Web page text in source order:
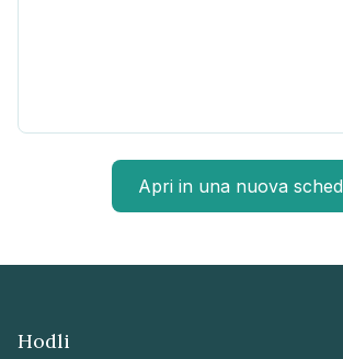
Apri in una nuova
Hodli